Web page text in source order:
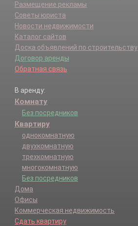
Размещение рекламы
Советы юриста
Новости недвижимости
Каталог сайтов
Доска объявлений по строительству
Договор аренды
Обратная связь
В аренду:
Комнату
Без посредников
Квартиру
однокомнатную
двухкомнатную
трехкомнатную
многокомнатную
Без посредников
Дома
Офисы
Коммерческая недвижимость
Сдать квартиру